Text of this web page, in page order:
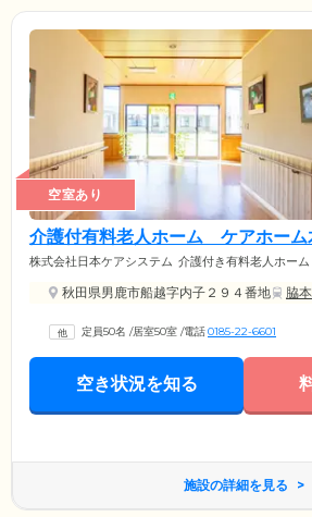
空室あり
介護付有料老人ホーム ケアホーム
株式会社日本ケアシステム 介護付き有料老人ホーム
秋田県男鹿市船越字内子２９４番地 脇
定員50名 /居室50室 /電話0185-22-6601
空き状況を知る
施設の詳細を見る